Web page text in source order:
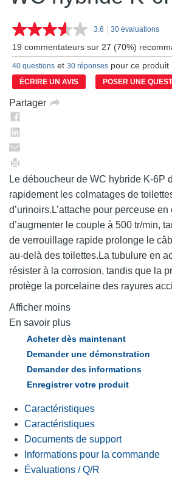
3.6 Lire
les
30
commentaires.
Lien
vers
la
| 30 évaluations
19 commentateurs sur 27 (70%)
40 questions et 30 réponses pour ce produit
ÉCRIRE UN AVIS POSER UNE
Partager
Le déboucheur de WC hybride K-6P
rapidement les colmatages de
d’urinoirs.L’attache pour perceuse
d’augmenter le couple à 500 tr/min,
de verrouillage rapide prolonge le
au-delà des toilettes.La tubulure en
résister à la corrosion, tandis que la
protège la porcelaine des rayures
Afficher moins
En savoir plus
Acheter dès maintenant
Demander une démonstration
Demander des informations
Enregistrer votre produit
Caractéristiques
Caractéristiques
Documents de support
Informations pour la commande
Évaluations / Q/R